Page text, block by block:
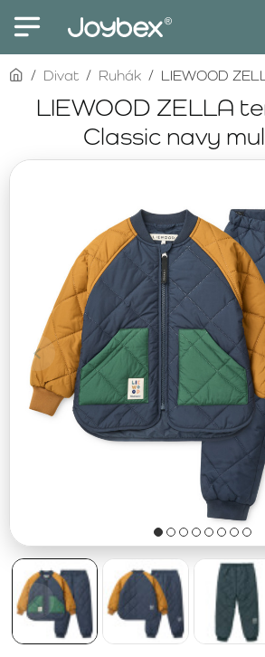
LIEWOOD ZELLA
Classic navy
homeDivat Ruhák LIEWOOD